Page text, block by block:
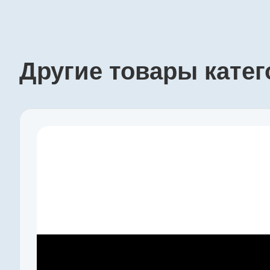
Другие товары
Габарит